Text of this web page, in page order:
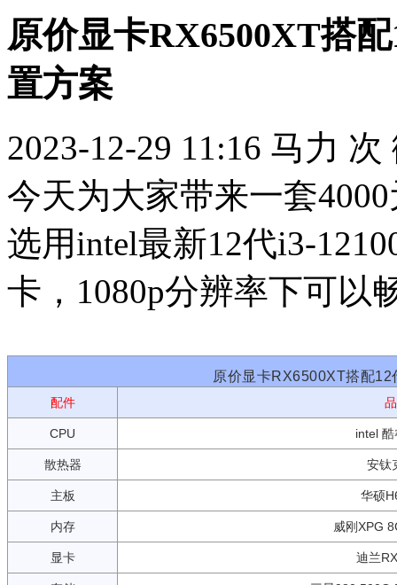
原价显卡RX6500XT搭
置方案
2023-12-29 11:16 马力 次
今天为大家带来一套
选用intel最新12代i3-
卡，1080p分辨率下可以
原价显卡RX6500XT搭配
配件
CPU intel
散热器 安钛
主板 华硕
内存 威刚XPG
显卡 迪兰